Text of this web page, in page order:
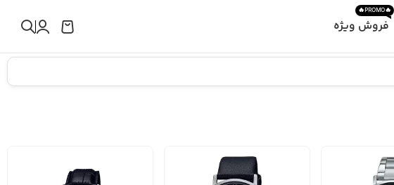
فروش ویژه
🔥PROMO🔥